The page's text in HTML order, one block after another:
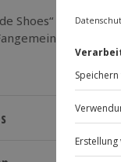
Shoes“ aus dem